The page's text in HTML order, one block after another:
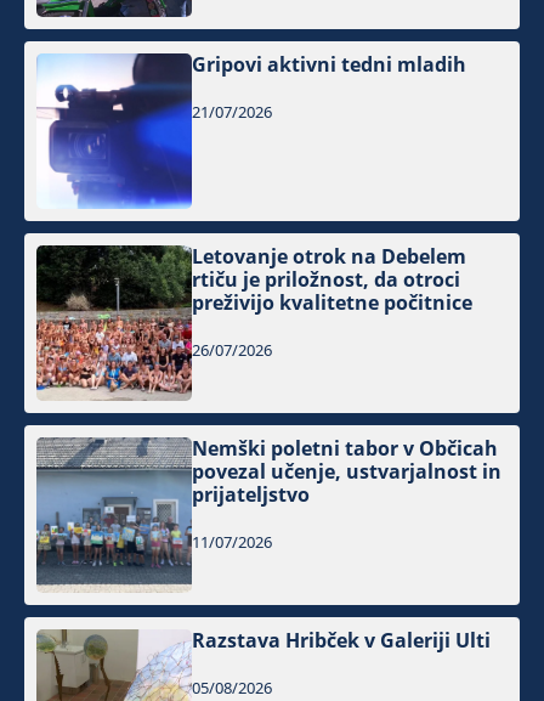
Gripovi aktivni tedni mladih
21/07/2026
Letovanje otrok na Debelem
rtiču je priložnost, da otroci
preživijo kvalitetne počitnice
26/07/2026
Nemški poletni tabor v Občicah
povezal učenje, ustvarjalnost in
prijateljstvo
11/07/2026
Razstava Hribček v Galeriji Ulti
05/08/2026